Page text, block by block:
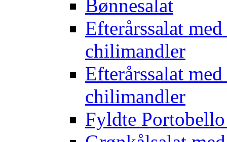
Bønnesalat
Efterårssalat
chilimandler
Efterårssalat
chilimandler
Fyldte